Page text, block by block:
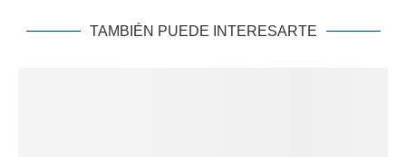
TAMBIÉN PUEDE INTERESARTE